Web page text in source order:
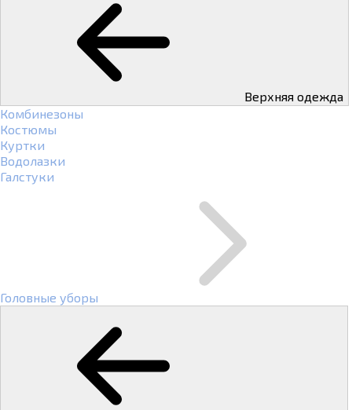
Верхняя одежда
Комбинезоны
Костюмы
Куртки
Водолазки
Галстуки
Головные уборы